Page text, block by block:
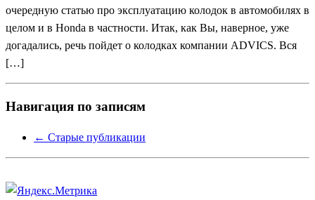
очередную статью про эксплуатацию колодок в автомобилях в
целом и в Honda в частности. Итак, как Вы, наверное, уже
догадались, речь пойдет о колодках компании ADVICS. Вся
[…]
Навигация по записям
← Старые публикации